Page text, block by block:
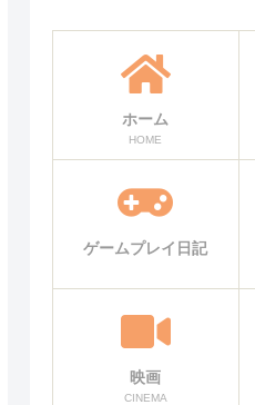
ホーム
HOME
ゲームプレイ日記
映画
CINEMA